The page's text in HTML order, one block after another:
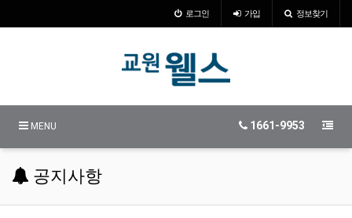
로그인 가입 정보찾기
MENU 1661-9953
공지사항